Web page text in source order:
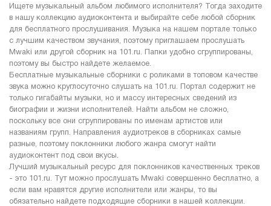
Ищете музыкальный альбом любимого исполнителя? Тогда заходите
в нашу коллекцию аудиоконтента и выбирайте себе любой сборник
для бесплатного прослушивания. Музыка на нашем портале только
с лучшим качеством звучания, поэтому приглашаем прослушать
Mwaki или другой сборник на 101.ru. Папки удобно сгруппированы,
поэтому вы быстро найдете желаемое.
Бесплатные музыкальные сборники с роликами в топовом качестве
звука можно круглосуточно слушать на 101.ru. Портал содержит не
только гигабайты музыки, но и массу интересных сведений из
биографии и жизни исполнителей. Найти альбом не сложно,
поскольку все они сгруппированы по именам артистов или
названиям групп. Направления аудиотреков в сборниках самые
разные, поэтому поклонники любого жанра смогут найти
аудиоконтент под свои вкусы.
Лучший музыкальный ресурс для поклонников качественных треков
- это 101.ru. Тут можно прослушать Mwaki совершенно бесплатно, а
если вам нравятся другие исполнители или жанры, то вы
обязательно найдете подходящие сборники в нашей коллекции.